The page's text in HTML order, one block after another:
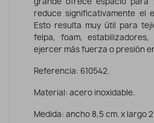
reduce significativamente el
Esto resulta muy útil para
felpa, foam,
ejercer más fuerza o presión
Referencia: 610542.
Material: acero inoxidable.
Medida: ancho 8,5 cm. x largo